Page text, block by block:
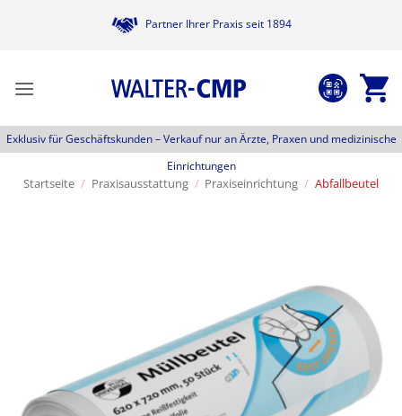
Partner Ihrer Praxis seit 1894
Exklusiv für Geschäftskunden –Verkauf nur an Ärzte, Praxen und medizinische
Einrichtungen
Startseite / Praxisausstattung / Praxiseinrichtung / Abfallbeutel